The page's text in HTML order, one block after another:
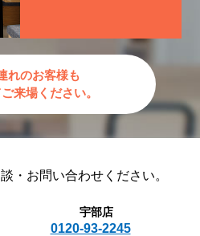
れのお客様も
来場ください。
・お問い合わせください。
宇部店
0120-93-2245